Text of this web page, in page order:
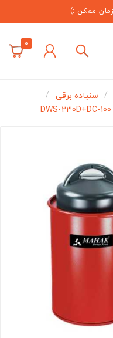
ممکن :)
0
سنباده برقی